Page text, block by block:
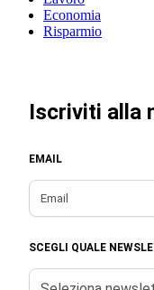
Economia
Risparmio
Iscriviti alla
EMAIL
SCEGLI QUALE